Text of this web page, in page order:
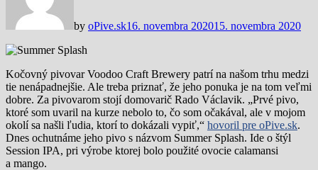
by oPive.sk16. novembra 202015. novembra 2020
Kočovný pivovar Voodoo Craft Brewery patrí na našom trhu medzi
tie nenápadnejšie. Ale treba priznať, že jeho ponuka je na tom veľmi
dobre. Za pivovarom stojí domovarič Rado Václavik. „Prvé pivo,
ktoré som uvaril na kurze nebolo to, čo som očakával, ale v mojom
okolí sa našli ľudia, ktorí to dokázali vypiť,“ hovoril pre oPive.sk.
Dnes ochutnáme jeho pivo s názvom Summer Splash. Ide o štýl
Session IPA, pri výrobe ktorej bolo použité ovocie calamansi
a mango.